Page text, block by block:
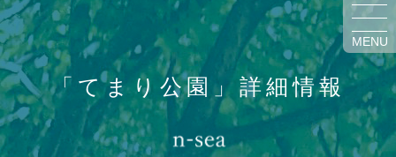
MENU
「てまり公園」詳細情報